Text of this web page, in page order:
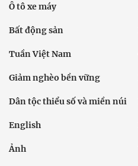
Ô tô xe máy
Bất động sản
Tuần Việt Nam
Giảm nghèo bền vững
Dân tộc thiểu số và miền núi
English
Ảnh